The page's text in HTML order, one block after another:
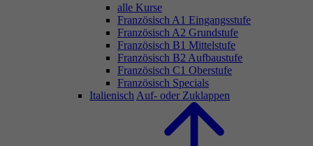
alle Kurse
Französisch A1 Eingangsstufe
Französisch A2 Grundstufe
Französisch B1 Mittelstufe
Französisch B2 Aufbaustufe
Französisch C1 Oberstufe
Französisch Specials
Italienisch Auf- oder Zuklappen